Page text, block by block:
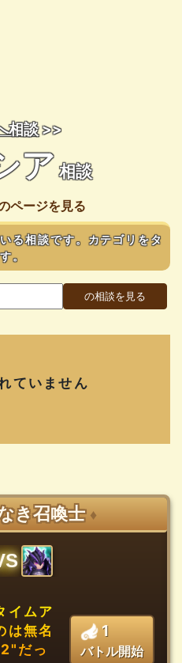
相談>>
ア 相談
ページを見る
る相談です。カテゴリをタ
。
ていません
き召喚士 ♦
イムア
は無名
だっ
1
バトル開始